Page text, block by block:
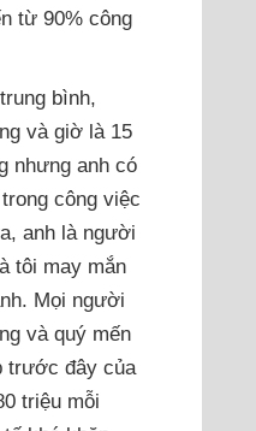
từ 90% công
bình,
và giờ là 15
nhưng anh có
công việc
anh là người
tôi may mắn
Mọi người
và quý mến
trước đây của
triệu mỗi